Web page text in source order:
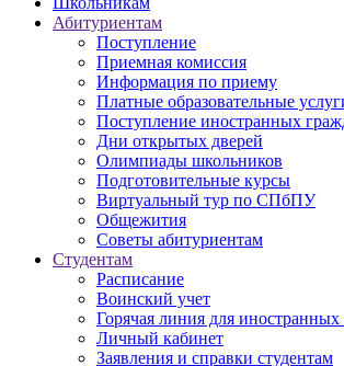
Абитуриентам
Поступление
Приемная комиссия
Информация по приему
Платные образовательные
Поступление иностранных
Дни открытых дверей
Олимпиады школьников
Подготовительные курсы
Виртуальный тур по СПбПУ
Общежития
Советы абитуриентам
Студентам
Расписание
Воинский учет
Горячая линия для иностранных
Личный кабинет
Заявления и справки студентам